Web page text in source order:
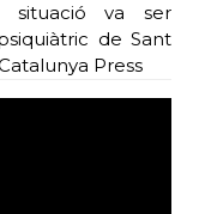
va ser
de Sant
Press